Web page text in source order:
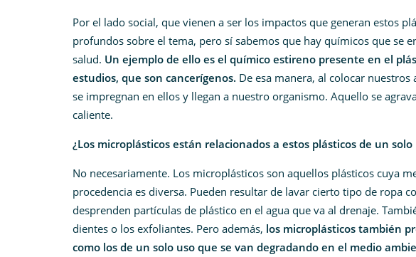
Por el lado social, que vienen a ser los impactos que generan estos
profundos sobre el tema, pero sí sabemos que hay químicos que se
salud. Un ejemplo de ello es el químico estireno presente en el
estudios, que son cancerígenos. De esa manera, al colocar
se impregnan en ellos y llegan a nuestro organismo. Aquello se
caliente.
¿Los microplásticos están relacionados a estos plásticos de un solo
No necesariamente. Los microplásticos son aquellos plásticos cuya
procedencia es diversa. Pueden resultar de lavar cierto tipo de ropa
desprenden partículas de plástico en el agua que va al drenaje.
dientes o los exfoliantes. Pero además, los microplásticos también
como los de un solo uso que se van degradando en el medio